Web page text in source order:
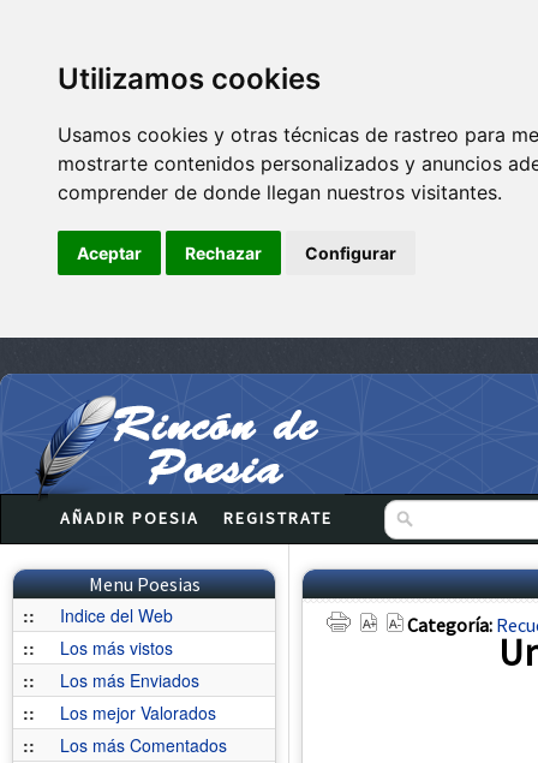
Utilizamos cookies
Usamos cookies y otras técnicas de rastreo para
mostrarte contenidos personalizados y anuncios
comprender de donde llegan nuestros visitantes.
Aceptar Rechazar Configurar
AÑADIR POESIA REGISTRATE
Menu Poesias
::
Indice del Web
::
Los más vistos
::
Los más Enviados
::
Los mejor Valorados
::
Los más Comentados
Categoría: